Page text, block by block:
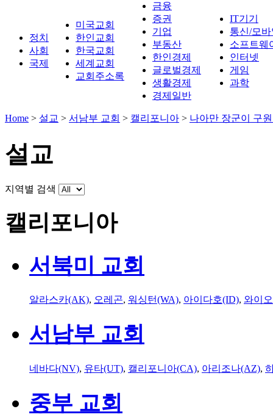
정치
사회
국제
미국교회
한인교회
한국교회
세계교회
교회주소록
금융
증권
기업
부동산
한인경제
글로벌경제
생활경제
경제일반
IT기기
통신/모
소프트웨
인터넷
게임
과학
Home > 설교 > 서남부 교회 > 캘리포니아 > 나아만 장군이
설교
지역별 검색
캘리포니아
서북미 교회
알라스카(AK), 오레곤, 워싱턴(WA), 아이다호(ID), 와이
서남부 교회
네바다(NV), 유타(UT), 캘리포니아(CA), 아리조나(AZ),
중부 교회